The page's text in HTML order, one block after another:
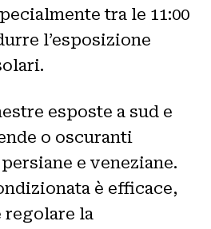
tra le 11:00
l’esposizione
esposte a sud e
o oscuranti
e veneziane.
è efficace,
regolare la